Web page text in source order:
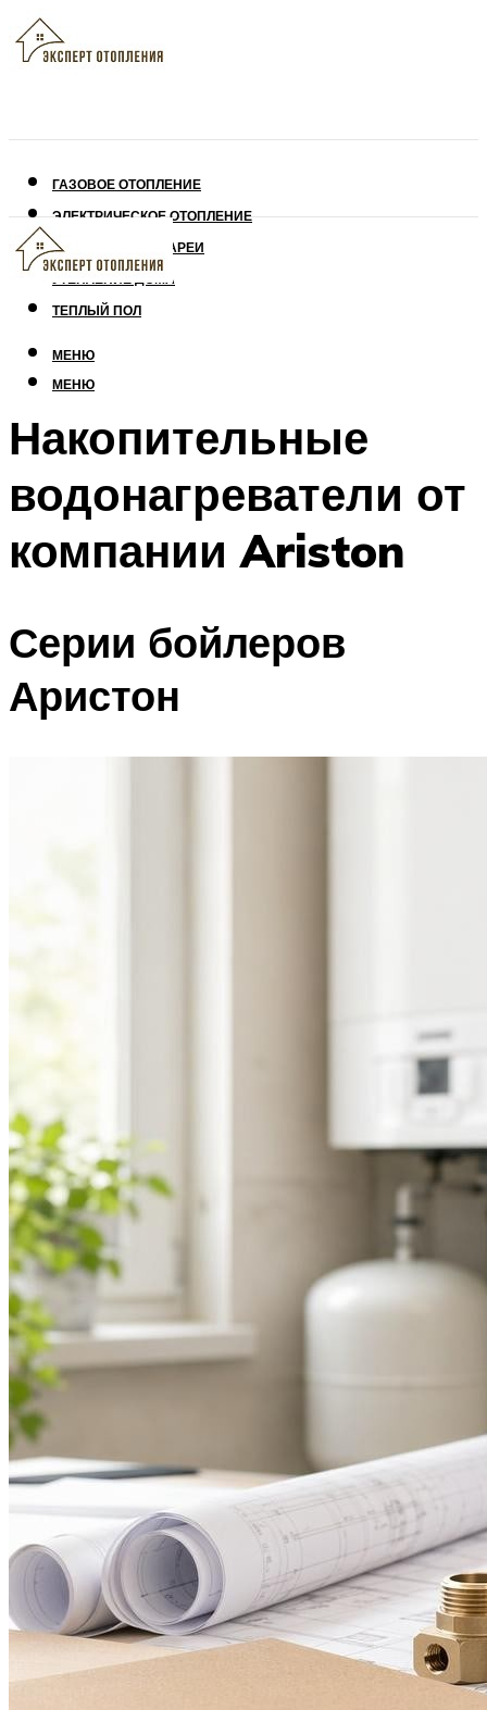
ГАЗОВОЕ ОТОПЛЕНИЕ
ЭЛЕКТРИЧЕСКОЕ ОТОПЛЕНИЕ
СОЛНЕЧНЫЕ БАТАРЕИ
УТЕПЛЕНИЕ ДОМА
ТЕПЛЫЙ ПОЛ
МЕНЮ
МЕНЮ
Накопительные
водонагреватели от
компании Ariston
Серии бойлеров
Аристон